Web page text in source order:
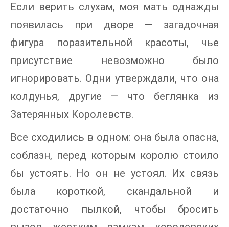
Если верить слухам, моя мать однажды
появилась при дворе — загадочная
фигура поразительной красоты, чье
присутствие невозможно было
игнорировать. Одни утверждали, что она
колдунья, другие — что беглянка из
Затерянных Королевств.
Все сходились в одном: она была опасна,
соблазн, перед которым королю стоило
бы устоять. Но он не устоял. Их связь
была короткой, скандальной и
достаточно пылкой, чтобы бросить